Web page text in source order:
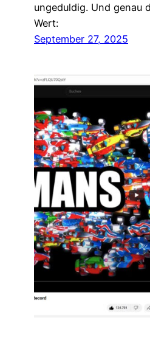
ungeduldig. Und genau
Wert:
September 27, 2025